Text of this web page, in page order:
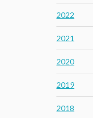
2022
2021
2020
2019
2018